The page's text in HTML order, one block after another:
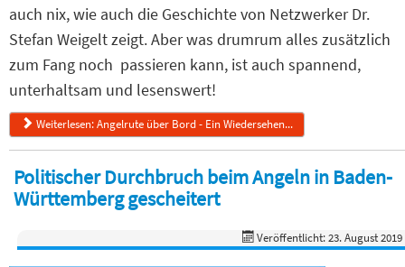
auch nix, wie auch die Geschichte von Netzwerker Dr.
Stefan Weigelt zeigt. Aber was drumrum alles zusätzlich
zum Fang noch passieren kann, ist auch spannend,
unterhaltsam und lesenswert!
Weiterlesen: Angelrute über Bord - Ein Wiedersehen...
Politischer Durchbruch beim Angeln in Baden-
Württemberg gescheitert
Veröffentlicht: 23. August 2019